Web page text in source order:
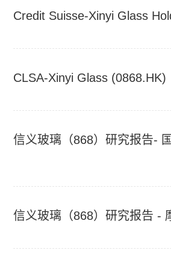
Credit Suisse-Xinyi Glass
CLSA-Xinyi Glass (0868.HK)
信义玻璃（868）研究报告-
信义玻璃（868）研究报告 -